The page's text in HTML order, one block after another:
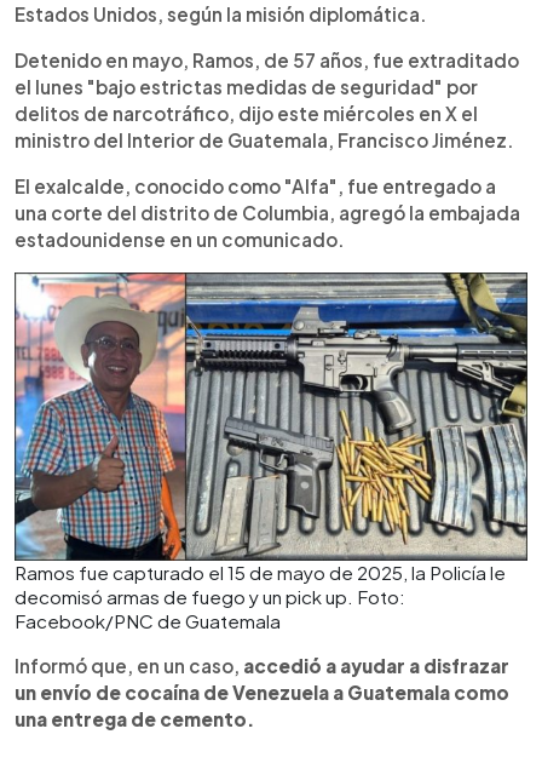
Estados Unidos, según la misión diplomática.
Detenido en mayo, Ramos, de 57 años, fue extraditado
el lunes "bajo estrictas medidas de seguridad" por
delitos de narcotráfico, dijo este miércoles en X el
ministro del Interior de Guatemala, Francisco Jiménez.
El exalcalde, conocido como "Alfa", fue entregado a
una corte del distrito de Columbia, agregó la embajada
estadounidense en un comunicado.
Ramos fue capturado el 15 de mayo de 2025, la Policía le
decomisó armas de fuego y un pick up. Foto:
Facebook/PNC de Guatemala
Informó que, en un caso, accedió a ayudar a disfrazar
un envío de cocaína de Venezuela a Guatemala como
una entrega de cemento.